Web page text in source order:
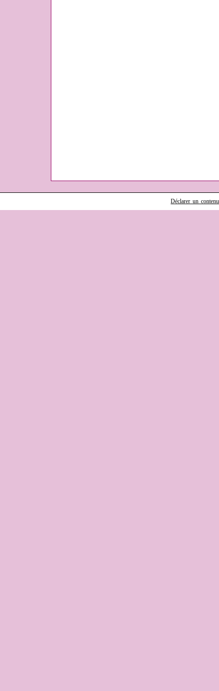
Déclarer un